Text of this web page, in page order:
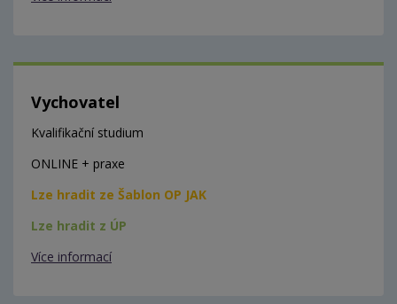
Vychovatel
Kvalifikační studium
ONLINE + praxe
Lze hradit ze Šablon OP JAK
Lze hradit z ÚP
Více informací